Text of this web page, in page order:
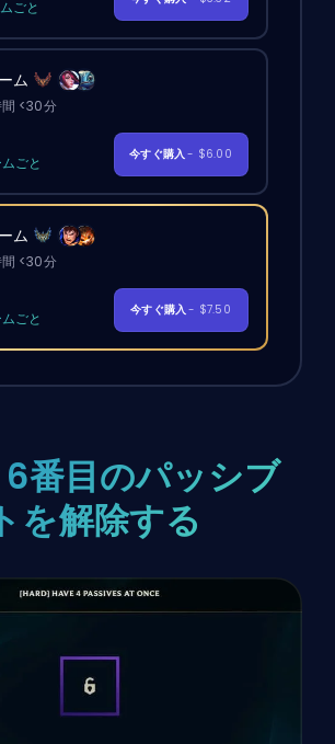
ごと
ム
<30分
ごと
今すぐ購入- $6.00
ム
<30分
ごと
今すぐ購入- $7.50
番目のパッシブ
を解除する